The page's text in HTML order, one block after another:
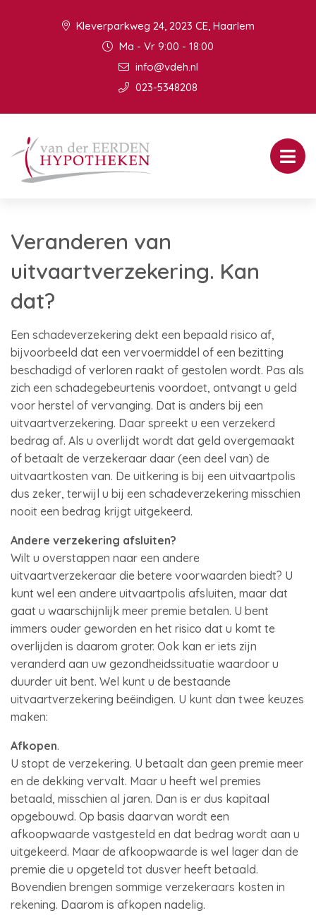
Kleverparkweg 24, 2023 CE, Haarlem
Ma - Vr 9:00 - 18:00
info@vdeh.nl
023-5348208
Veranderen van
uitvaartverzekering. Kan
dat?
Een schadeverzekering dekt een bepaald risico af,
bijvoorbeeld dat een vervoermiddel of een bezitting
beschadigd of verloren raakt of gestolen wordt. Pas als
zich een schadegebeurtenis voordoet, ontvangt u geld
voor herstel of vervanging. Dat is anders bij een
uitvaartverzekering. Daar spreekt u een verzekerd
bedrag af. Als u overlijdt wordt dat geld overgemaakt
of betaalt de verzekeraar daar (een deel van) de
uitvaartkosten van. De uitkering is bij een uitvaartpolis
dus zeker, terwijl u bij een schadeverzekering misschien
nooit een bedrag krijgt uitgekeerd.
Andere verzekering afsluiten?
Wilt u overstappen naar een andere
uitvaartverzekeraar die betere voorwaarden biedt? U
kunt wel een andere uitvaartpolis afsluiten, maar dat
gaat u waarschijnlijk meer premie betalen. U bent
immers ouder geworden en het risico dat u komt te
overlijden is daarom groter. Ook kan er iets zijn
veranderd aan uw gezondheidssituatie waardoor u
duurder uit bent. Wel kunt u de bestaande
uitvaartverzekering beëindigen. U kunt dan twee keuzes
maken:
Afkopen.
U stopt de verzekering. U betaalt dan geen premie meer
en de dekking vervalt. Maar u heeft wel premies
betaald, misschien al jaren. Dan is er dus kapitaal
opgebouwd. Op basis daarvan wordt een
afkoopwaarde vastgesteld en dat bedrag wordt aan u
uitgekeerd. Maar de afkoopwaarde is wel lager dan de
premie die u opgeteld tot dusver heeft betaald.
Bovendien brengen sommige verzekeraars kosten in
rekening. Daarom is afkopen nadelig.